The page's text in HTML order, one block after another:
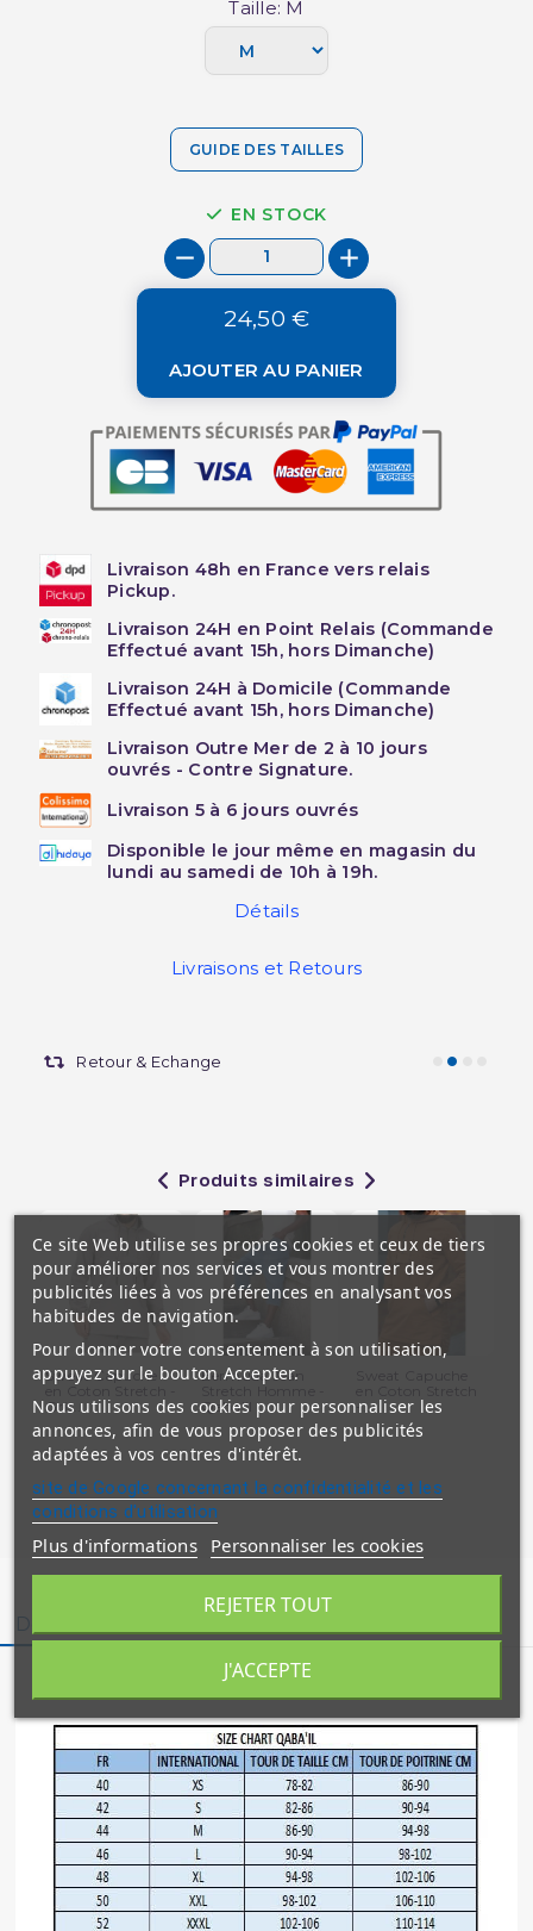
Taille: M
GUIDE DES TAILLES
EN STOCK
24,50 €
AJOUTER AU PANIER
Livraison 48h en France vers relais
Pickup.
Livraison 24H en Point Relais (Commande
Effectué avant 15h, hors Dimanche)
Livraison 24H à Domicile (Commande
Effectué avant 15h, hors Dimanche)
Livraison Outre Mer de 2 à 10 jours
ouvrés - Contre Signature.
Livraison 5 à 6 jours ouvrés
Disponible le jour même en magasin du
lundi au samedi de 10h à 19h.
Détails
Livraisons et Retours
Retour & Echange
Produits similaires
Sweat Capuche
Gris...
Bermuda Jean
Qaba'il
-...
Description
Ce site Web utilise ses propres cookies et ceux de tiers
pour améliorer nos services et vous montrer des
publicités liées à vos préférences en analysant vos
habitudes de navigation.
Pour donner votre consentement à son utilisation,
appuyez sur le bouton Accepter.
Nous utilisons des cookies pour personnaliser les
annonces, afin de vous proposer des publicités
adaptées à vos centres d'intérêt.
site de Google concernant la confidentialité et les
conditions d'utilisation
Plus d'informations Personnaliser les cookies
REJETER TOUT
J'ACCEPTE